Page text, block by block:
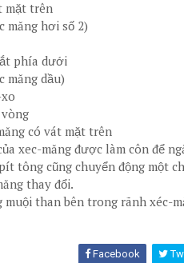
mặt trên
măng hơi số 2)
phía dưới
măng dầu)
có vát mặt trên
xec-măng được làm côn để
tông cũng chuyển động một
thay đổi.
than bên trong rãnh xéc-
Facebook